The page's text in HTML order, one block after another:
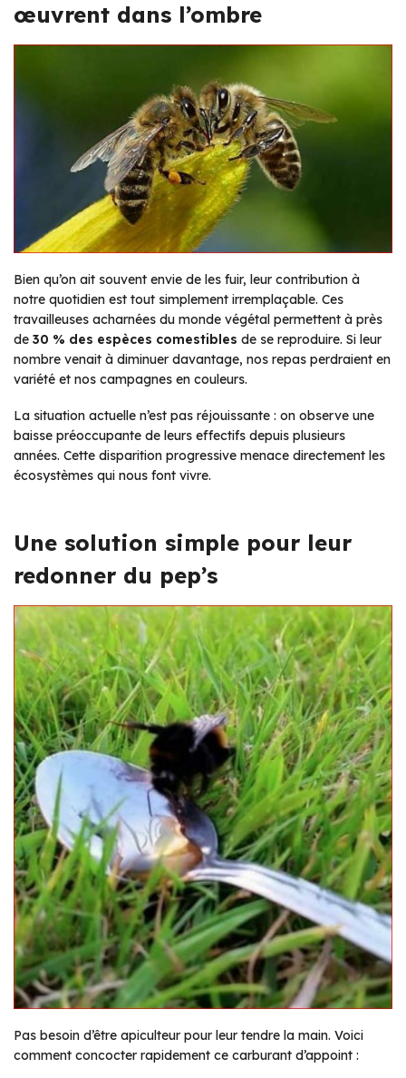
œuvrent dans l’ombre
Bien qu’on ait souvent envie de les fuir, leur contribution à
notre quotidien est tout simplement irremplaçable. Ces
travailleuses acharnées du monde végétal permettent à près
de 30 % des espèces comestibles de se reproduire. Si leur
nombre venait à diminuer davantage, nos repas perdraient en
variété et nos campagnes en couleurs.
La situation actuelle n’est pas réjouissante : on observe une
baisse préoccupante de leurs effectifs depuis plusieurs
années. Cette disparition progressive menace directement les
écosystèmes qui nous font vivre.
Une solution simple pour leur
redonner du pep’s
Pas besoin d’être apiculteur pour leur tendre la main. Voici
comment concocter rapidement ce carburant d’appoint :